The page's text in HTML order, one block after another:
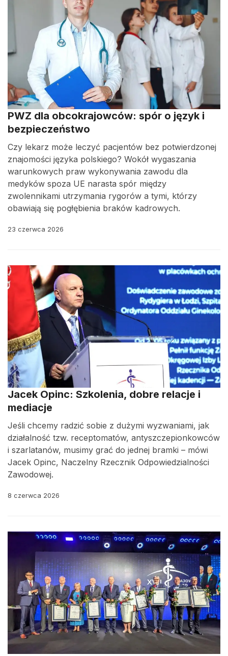
PWZ dla obcokrajowców: spór o język i
bezpieczeństwo
Czy lekarz może leczyć pacjentów bez potwierdzonej
znajomości języka polskiego? Wokół wygaszania
warunkowych praw wykonywania zawodu dla
medyków spoza UE narasta spór między
zwolennikami utrzymania rygorów a tymi, którzy
obawiają się pogłębienia braków kadrowych.
23 czerwca 2026
Jacek Opinc: Szkolenia, dobre relacje i
mediacje
Jeśli chcemy radzić sobie z dużymi wyzwaniami, jak
działalność tzw. receptomatów, antyszczepionkowców
i szarlatanów, musimy grać do jednej bramki – mówi
Jacek Opinc, Naczelny Rzecznik Odpowiedzialności
Zawodowej.
8 czerwca 2026